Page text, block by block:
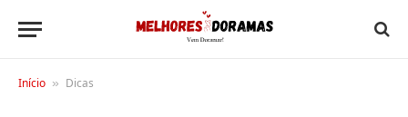
Início » Dicas